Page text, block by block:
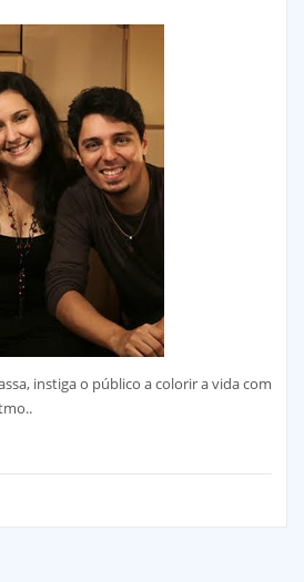
instiga o público a colorir a vida com